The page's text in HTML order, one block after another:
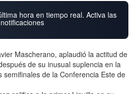
hora en tiempo real. Activa las
notificaciones
Mascherano, aplaudió la actitud de
de su inusual suplencia en la
semifinales de la Conferencia Este de